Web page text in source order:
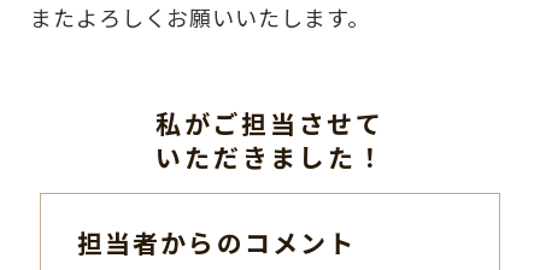
またよろしくお願いいたします。
私がご担当させて
いただきました！
担当者からのコメント